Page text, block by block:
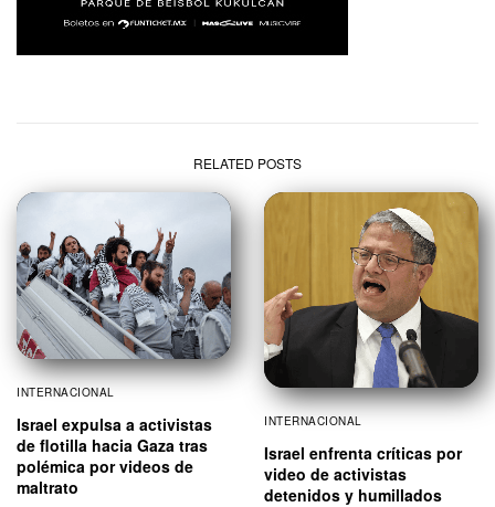
RELATED POSTS
INTERNACIONAL
Israel expulsa a activistas
de flotilla hacia Gaza tras
polémica por videos de
maltrato
INTERNACIONAL
Israel enfrenta críticas por
video de activistas
detenidos y humillados